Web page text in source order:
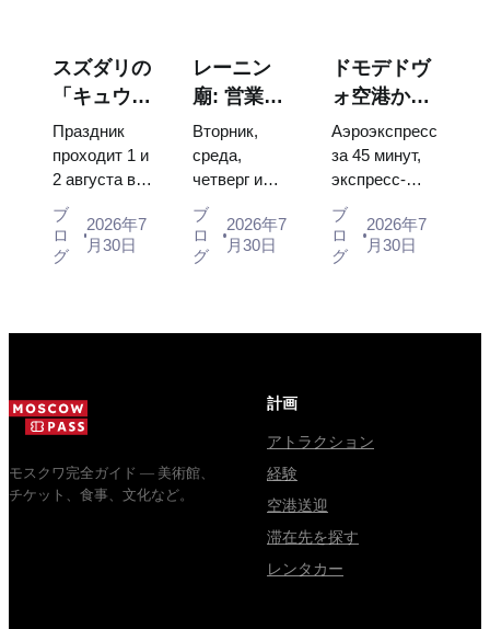
capsules and
120 pieces of
flight...
they hang,
and why
booking the...
dress of
Catherine...
スズダリの
「キュウリ
の日」
2026：チケ
ット、日
程、モスク
ワからのア
クセス方法
Праздник
проходит 1 и
2 августа в
Музее
деревянного
зодчества.
через
Владими...
ブ
ロ
グ
2026年7
月30日
レーニン
廟: 営業時
間、入場方
法、そして
クレムリン
との混同に
ついての主
な混乱点
Вторник,
среда,
четверг и
суббота с
10:00 до
13:00, вход
Мавзолей
ブ
ロ
グ
2026年7
月30日
ドモデドヴ
ォ空港から
モスクワ市
内へ：エア
ポートエク
スプレス、
バス、また
は電車
Аэроэкспресс
за 45 минут,
экспресс-
автобус за
450 рублей,
социальный
ブ
ロ
グ
2026年7
月30日
モスクワ完全ガイド — 美術館、
チケット、食事、文化など。
計画
アトラクション
経験
空港送迎
滞在先を探す
レンタカー